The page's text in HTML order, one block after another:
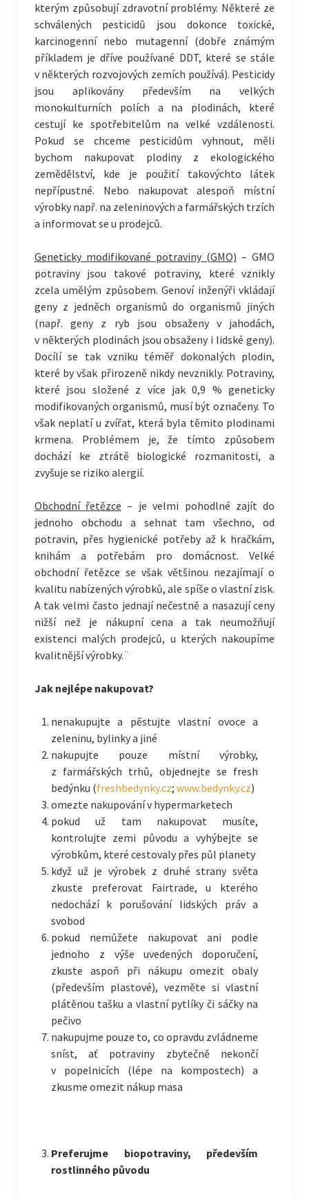
kterým způsobují zdravotní problémy. Některé ze
schválených pesticidů jsou dokonce toxické,
karcinogenní nebo mutagenní (dobře známým
příkladem je dříve používané DDT, které se stále
v některých rozvojových zemích používá). Pesticidy
jsou aplikovány především na velkých
monokulturních polích a na plodinách, které
cestují ke spotřebitelům na velké vzdálenosti.
Pokud se chceme pesticidům vyhnout, měli
bychom nakupovat plodiny z ekologického
zemědělství, kde je použití takovýchto látek
nepřípustné. Nebo nakupovat alespoň místní
výrobky např. na zeleninových a farmářských trzích
a informovat se u prodejců.
Geneticky modifikované potraviny (GMO) – GMO
potraviny jsou takové potraviny, které vznikly
zcela umělým způsobem. Genoví inženýři vkládají
geny z jedněch organismů do organismů jiných
(např. geny z ryb jsou obsaženy v jahodách,
v některých plodinách jsou obsaženy i lidské geny).
Docílí se tak vzniku téměř dokonalých plodin,
které by však přirozeně nikdy nevznikly. Potraviny,
které jsou složené z více jak 0,9 % geneticky
modifikovaných organismů, musí být označeny. To
však neplatí u zvířat, která byla těmito plodinami
krmena. Problémem je, že tímto způsobem
dochází ke ztrátě biologické rozmanitosti, a
zvyšuje se riziko alergií.
Obchodní řetězce – je velmi pohodlné zajít do
jednoho obchodu a sehnat tam všechno, od
potravin, přes hygienické potřeby až k hračkám,
knihám a potřebám pro domácnost. Velké
obchodní řetězce se však většinou nezajímají o
kvalitu nabízených výrobků, ale spíše o vlastní zisk.
A tak velmi často jednají nečestně a nasazují ceny
nižší než je nákupní cena a tak neumožňují
existenci malých prodejců, u kterých nakoupíme
kvalitnější výrobky.¨
Jak nejlépe nakupovat?
nenakupujte a pěstujte vlastní ovoce a
zeleninu, bylinky a jiné
nakupujte pouze místní výrobky,
z farmářských trhů, objednejte se fresh
bedýnku (freshbedynky.cz; www.bedynky.cz)
omezte nakupování v hypermarketech
pokud už tam nakupovat musíte,
kontrolujte zemi původu a vyhýbejte se
výrobkům, které cestovaly přes půl planety
když už je výrobek z druhé strany světa
zkuste preferovat Fairtrade, u kterého
nedochází k porušování lidských práv a
svobod
pokud nemůžete nakupovat ani podle
jednoho z výše uvedených doporučení,
zkuste aspoň při nákupu omezit obaly
(především plastové), vezměte si vlastní
plátěnou tašku a vlastní pytlíky či sáčky na
pečivo
nakupujme pouze to, co opravdu zvládneme
sníst, ať potraviny zbytečně nekončí
v popelnicích (lépe na kompostech) a
zkusme omezit nákup masa
Preferujme biopotraviny, především
rostlinného původu